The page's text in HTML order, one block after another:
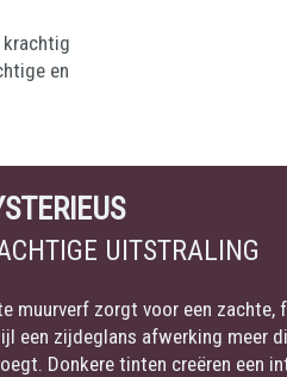
krachtig
en
UITSTRALING
muurverf zorgt voor een zachte,
een zijdeglans afwerking meer
Donkere tinten creëren een